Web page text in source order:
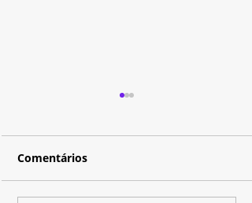
Comentários